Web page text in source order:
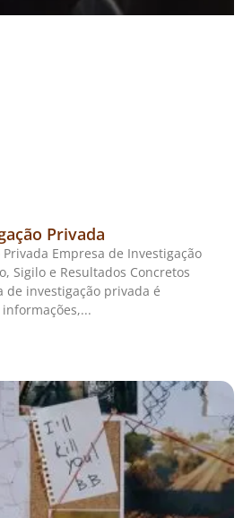
Privada
Empresa de Investigação
Sigilo e Resultados Concretos
de investigação privada é